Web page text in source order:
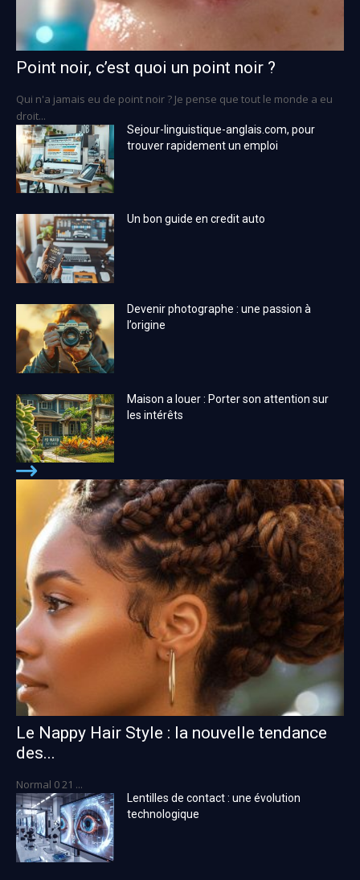
Point noir, c’est quoi un point noir ?
Qui n'a jamais eu de point noir ? Je pense que tout le monde a eu
droit...
Sejour-linguistique-anglais.com, pour
trouver rapidement un emploi
Un bon guide en credit auto
Devenir photographe : une passion à
l’origine
Maison a louer : Porter son attention sur
les intérêts
Le Nappy Hair Style : la nouvelle tendance
des...
Normal 0 21 ...
Lentilles de contact : une évolution
technologique